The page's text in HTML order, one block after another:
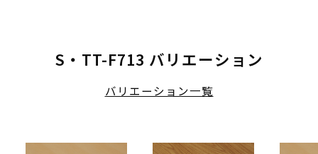
S・TT-F713 バリエーション
バリエーション一覧